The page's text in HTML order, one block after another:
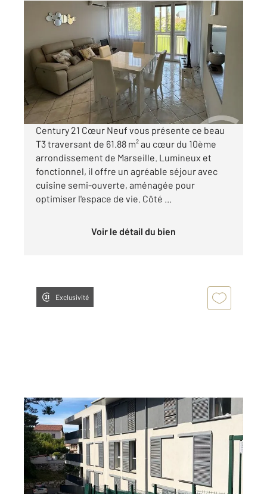
MARSEILLE 13010
61,88 m
2
, 3 pièces
Ref : 526
Appartement T3 à vendre
165 000 €
Visiter le site dédié
Century 21 Cœur Neuf vous présente ce beau
T3 traversant de 61.88 m² au cœur du 10ème
arrondissement de Marseille. Lumineux et
fonctionnel, il offre un agréable séjour avec
cuisine semi-ouverte, aménagée pour
optimiser l'espace de vie. Côté ...
Voir le détail du bien
Exclusivité
MARSEILLE 13009
18,07 m2, 1 pièce
Ref : 477
Appartement Studio à vendre
97 000 €